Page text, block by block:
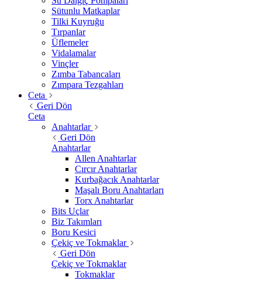
Sütunlu Matkaplar
Tilki Kuyruğu
Tırpanlar
Üflemeler
Vidalamalar
Vinçler
Zımba Tabancaları
Zımpara Tezgahları
Ceta
Geri Dön
Ceta
Anahtarlar
Geri Dön
Anahtarlar
Allen Anahtarlar
Cırcır Anahtarlar
Kurbağacık Anahtarlar
Maşalı Boru Anahtarları
Torx Anahtarlar
Bits Uçlar
Biz Takımları
Boru Kesici
Çekiç ve Tokmaklar
Geri Dön
Çekiç ve Tokmaklar
Tokmaklar